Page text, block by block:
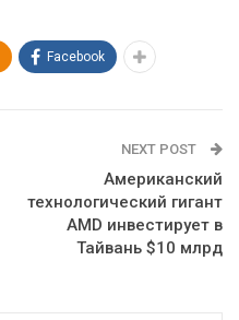
Facebook
NEXT POST
Американский
технологический гигант
AMD инвестирует в
Тайвань $10 млрд